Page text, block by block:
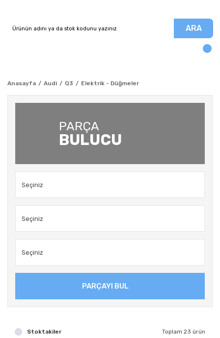
ARA
Anasayfa Audi Q3 Elektrik - Düğmeler
PARÇA
BULUCU
PARÇAYI BUL
Stoktakiler Toplam 23 ürün